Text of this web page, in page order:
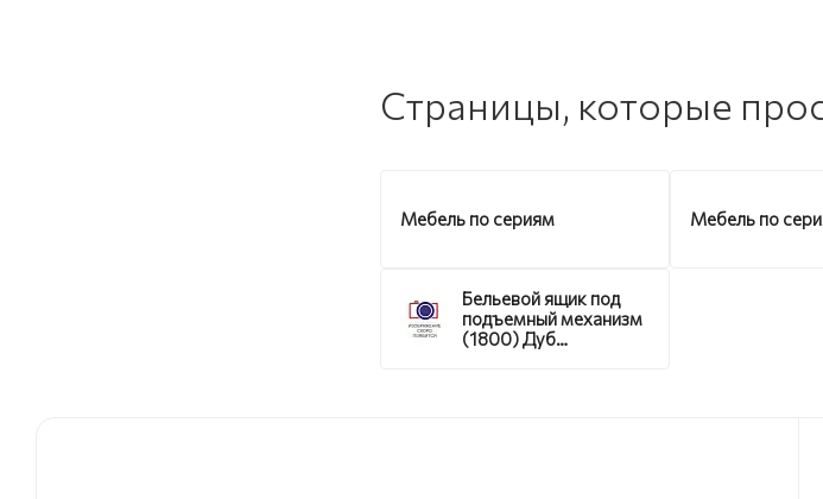
Страницы, которые
Мебель по сериям Мебель по
Бельевой ящик под
подъемный механизм
(1800) Дуб